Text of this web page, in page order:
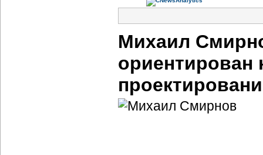
Михаил
ориентирован